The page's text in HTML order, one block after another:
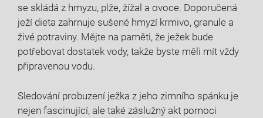
se skládá z hmyzu, plže, žížal a ovoce. Doporučená
ježí dieta zahrnuje sušené hmyzí krmivo, granule a
živé potraviny. Mějte na paměti, že ježek bude
potřebovat dostatek vody, takže byste měli mít vždy
připravenou vodu.
Sledování probuzení ježka z jeho zimního spánku je
nejen fascinující, ale také záslužný akt pomoci